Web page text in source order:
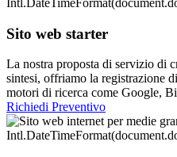
Sito web starter
La nostra proposta di servizio di
sintesi, offriamo la registrazione
motori di ricerca come Google,
Richiedi Preventivo